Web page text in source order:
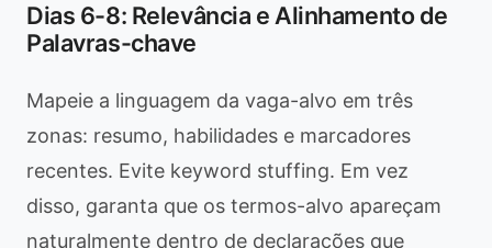
Dias 6-8: Relevância e Alinhamento de
Palavras-chave
Mapeie a linguagem da vaga-alvo em três
zonas: resumo, habilidades e marcadores
recentes. Evite keyword stuffing. Em vez
disso, garanta que os termos-alvo apareçam
naturalmente dentro de declarações que